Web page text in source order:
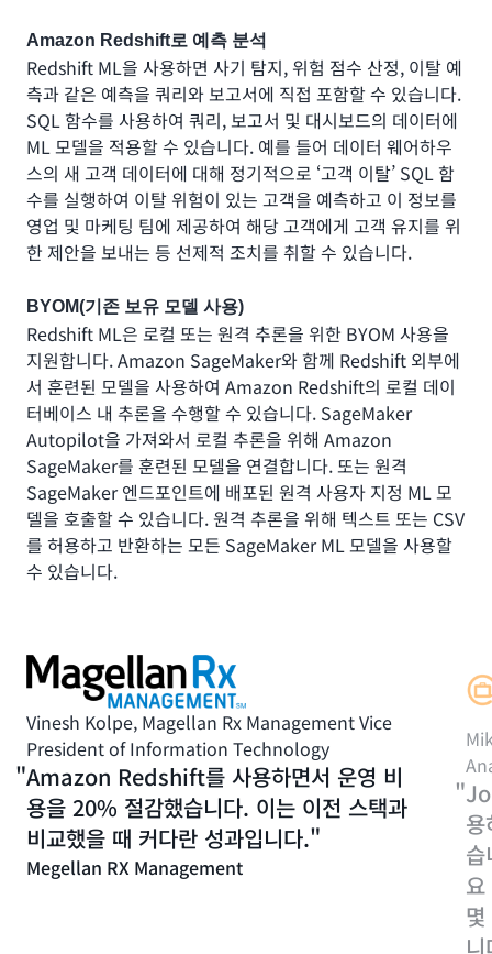
Amazon Redshift로 예측 분석
Redshift ML을 사용하면 사기 탐지, 위험 점수 산정, 이탈 예
측과 같은 예측을 쿼리와 보고서에 직접 포함할 수 있습니다.
SQL 함수를 사용하여 쿼리, 보고서 및 대시보드의 데이터에
ML 모델을 적용할 수 있습니다. 예를 들어 데이터 웨어하우
스의 새 고객 데이터에 대해 정기적으로 ‘고객 이탈’ SQL 함
수를 실행하여 이탈 위험이 있는 고객을 예측하고 이 정보를
영업 및 마케팅 팀에 제공하여 해당 고객에게 고객 유지를 위
한 제안을 보내는 등 선제적 조치를 취할 수 있습니다.
BYOM(기존 보유 모델 사용)
Redshift ML은 로컬 또는 원격 추론을 위한 BYOM 사용을
지원합니다. Amazon SageMaker와 함께 Redshift 외부에
서 훈련된 모델을 사용하여 Amazon Redshift의 로컬 데이
터베이스 내 추론을 수행할 수 있습니다. SageMaker
Autopilot을 가져와서 로컬 추론을 위해 Amazon
SageMaker를 훈련된 모델을 연결합니다. 또는 원격
SageMaker 엔드포인트에 배포된 원격 사용자 지정 ML 모
델을 호출할 수 있습니다. 원격 추론을 위해 텍스트 또는 CSV
를 허용하고 반환하는 모든 SageMaker ML 모델을 사용할
수 있습니다.
Vinesh Kolpe, Magellan Rx Management Vice
President of Information Technology
Amazon Redshift를 사용하면서 운영 비
용을 20% 절감했습니다. 이는 이전 스택과
비교했을 때 커다란 성과입니다.
Megellan RX Management